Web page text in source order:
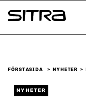
Skip to
content
Sitra
FÖRSTASIDA NYHETER
NYHETER